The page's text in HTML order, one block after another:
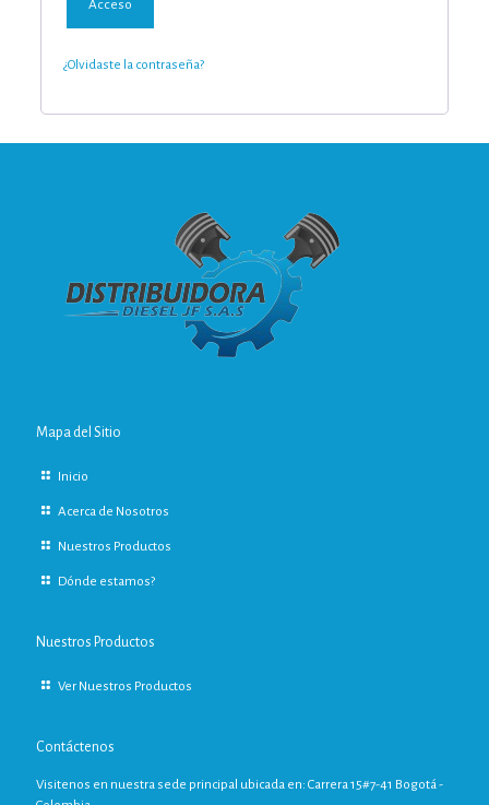
Acceso
¿Olvidaste la contraseña?
Mapa del Sitio
Inicio
Acerca de Nosotros
Nuestros Productos
Dónde estamos?
Nuestros Productos
Ver Nuestros Productos
Contáctenos
Visitenos en nuestra sede principal ubicada en: Carrera 15#7-41 Bogotá -